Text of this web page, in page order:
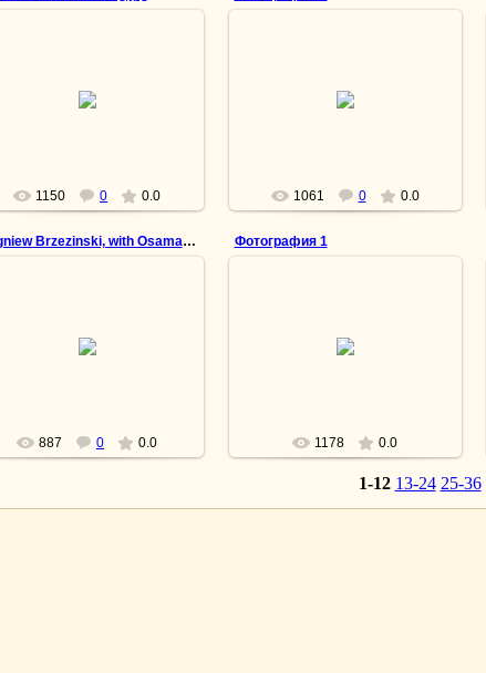
Товарищ по несчастью
1150 0 0.0
Миг незабываемого счастья
1061 0 0.0
Zbigniew Brzezinski, with Osama bin Laden.
887 0 0.0
Фотография 1
1178 0.0
1-12 13-24 25-36